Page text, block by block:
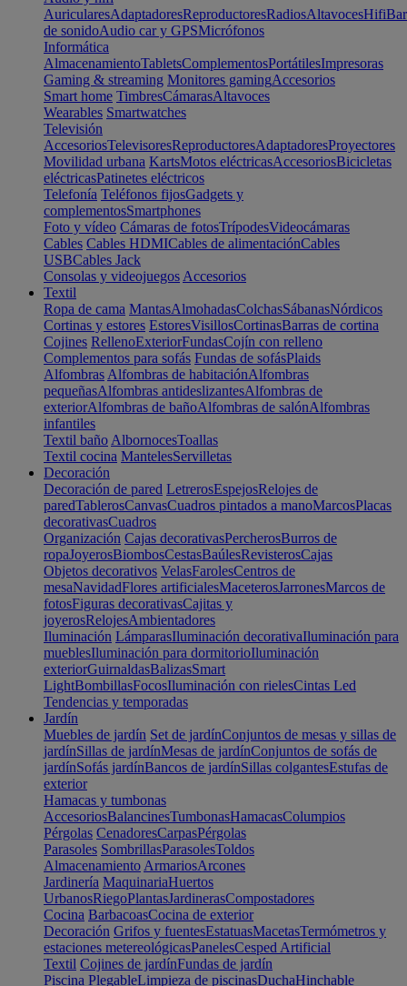
AuricularesAdaptadoresReproductoresRadiosAltavocesHifi
de sonidoAudio car y GPSMicrófonos
Informática
AlmacenamientoTabletsComplementosPortátilesImpresoras
Gaming & streaming Monitores gamingAccesorios
Smart home TimbresCámarasAltavoces
Wearables Smartwatches
Televisión
AccesoriosTelevisoresReproductoresAdaptadoresProyectores
Movilidad urbana KartsMotos eléctricasAccesoriosBicicletas
eléctricasPatinetes eléctricos
Telefonía Teléfonos fijosGadgets y
complementosSmartphones
Foto y vídeo Cámaras de fotosTrípodesVideocámaras
Cables Cables HDMICables de alimentaciónCables
USBCables Jack
Consolas y videojuegos Accesorios
Textil
Ropa de cama MantasAlmohadasColchasSábanasNórdicos
Cortinas y estores EstoresVisillosCortinasBarras de cortina
Cojines RellenoExteriorFundasCojín con relleno
Complementos para sofás Fundas de sofásPlaids
Alfombras Alfombras de habitaciónAlfombras
pequeñasAlfombras antideslizantesAlfombras de
exteriorAlfombras de bañoAlfombras de salónAlfombras
infantiles
Textil baño AlbornocesToallas
Textil cocina MantelesServilletas
Decoración
Decoración de pared LetrerosEspejosRelojes de
paredTablerosCanvasCuadros pintados a manoMarcosPlacas
decorativasCuadros
Organización Cajas decorativasPercherosBurros de
ropaJoyerosBiombosCestasBaúlesRevisterosCajas
Objetos decorativos VelasFarolesCentros de
mesaNavidadFlores artificialesMaceterosJarronesMarcos de
fotosFiguras decorativasCajitas y
joyerosRelojesAmbientadores
Iluminación LámparasIluminación decorativaIluminación para
mueblesIluminación para dormitorioIluminación
exteriorGuirnaldasBalizasSmart
LightBombillasFocosIluminación con rielesCintas Led
Tendencias y temporadas
Jardín
Muebles de jardín Set de jardínConjuntos de mesas y sillas de
jardínSillas de jardínMesas de jardínConjuntos de sofás de
jardínSofás jardínBancos de jardínSillas colgantesEstufas de
exterior
Hamacas y tumbonas
AccesoriosBalancinesTumbonasHamacasColumpios
Pérgolas CenadoresCarpasPérgolas
Parasoles SombrillasParasolesToldos
Almacenamiento ArmariosArcones
Jardinería MaquinariaHuertos
UrbanosRiegoPlantasJardinerasCompostadores
Cocina BarbacoasCocina de exterior
Decoración Grifos y fuentesEstatuasMacetasTermómetros y
estaciones metereológicasPanelesCesped Artificial
Textil Cojines de jardínFundas de jardín
Piscina PlegableLimpieza de piscinasDuchaHinchable